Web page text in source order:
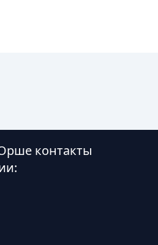
контакты